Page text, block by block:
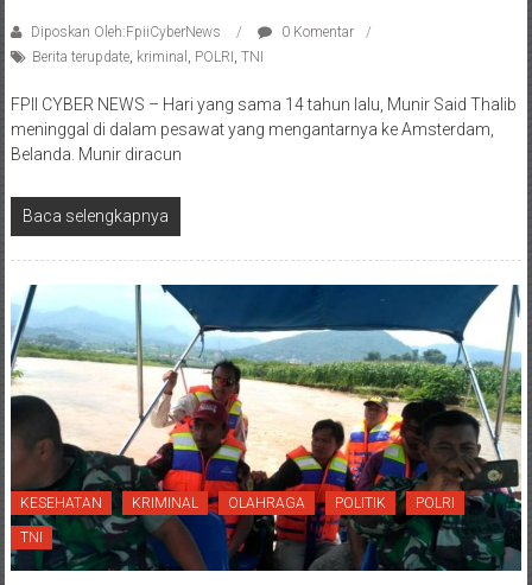
Diposkan Oleh:FpiiCyberNews
0 Komentar
Berita terupdate, kriminal , POLRI , TNI
FPII CYBER NEWS – Hari yang sama 14 tahun lalu, Munir Said Thalib
meninggal di dalam pesawat yang mengantarnya ke Amsterdam,
Belanda. Munir diracun
Baca selengkapnya
KESEHATAN KRIMINAL OLAHRAGA POLITIK POLRI
TNI